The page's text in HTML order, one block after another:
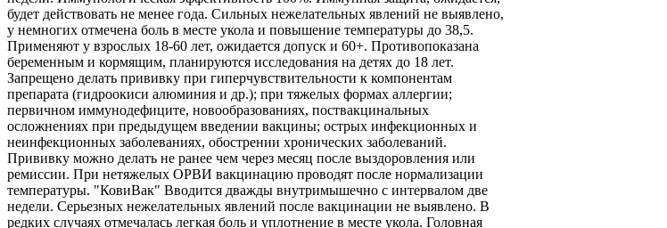
будет действовать не менее года. Сильных нежелательных явлений не выявлено,
у немногих отмечена боль в месте укола и повышение температуры до 38,5.
Применяют у взрослых 18-60 лет, ожидается допуск и 60+. Противопоказана
беременным и кормящим, планируются исследования на детях до 18 лет.
Запрещено делать прививку при гиперчувствительности к компонентам
препарата (гидроокиси алюминия и др.); при тяжелых формах аллергии;
первичном иммунодефиците, новообразованиях, поствакцинальных
осложнениях при предыдущем введении вакцины; острых инфекционных и
неинфекционных заболеваниях, обострении хронических заболеваний.
Прививку можно делать не ранее чем через месяц после выздоровления или
ремиссии. При нетяжелых ОРВИ вакцинацию проводят после нормализации
температуры. "КовиВак" Вводится дважды внутримышечно с интервалом две
недели. Серьезных нежелательных явлений после вакцинации не выявлено. В
редких случаях отмечалась легкая боль и уплотнение в месте укола. Головная